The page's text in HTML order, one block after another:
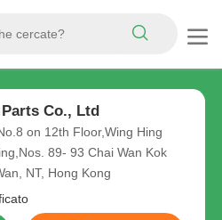
Co., Ltd
on 12th Floor,Wing Hing
89- 93 Chai Wan Kok
NT, Hong Kong